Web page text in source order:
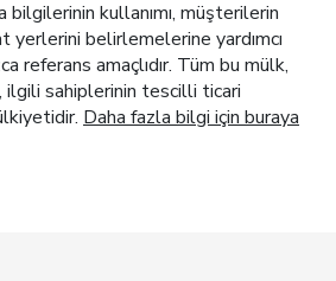
bilgilerinin kullanımı, müşterilerin
belirlemelerine yardımcı
referans amaçlıdır. Tüm bu mülk,
ilgili sahiplerinin tescilli ticari
Daha fazla bilgi için buraya